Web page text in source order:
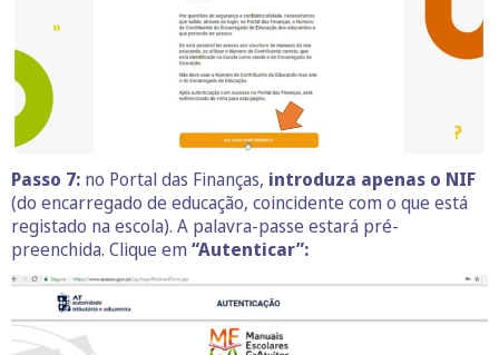
Passo 7: no Portal das Finanças, introduza apenas o NIF
(do encarregado de educação, coincidente com o que está
registado na escola). A palavra-passe estará pré-
preenchida. Clique em “Autenticar”: